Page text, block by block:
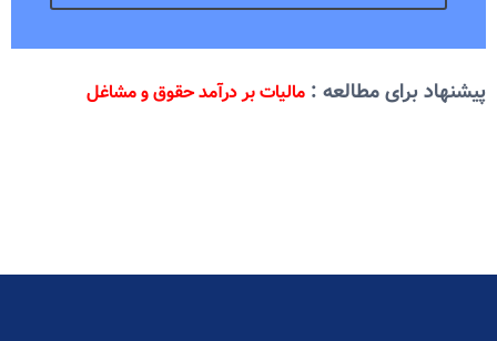
پیشنهاد برای مطالعه : مالیات بر درآمد حقوق و مشاغل